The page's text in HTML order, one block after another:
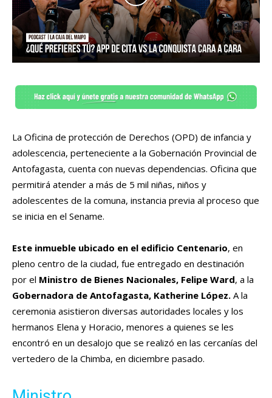
La Oficina de protección de Derechos (OPD) de infancia y
adolescencia, perteneciente a la Gobernación Provincial de
Antofagasta, cuenta con nuevas dependencias. Oficina que
permitirá atender a más de 5 mil niñas, niños y
adolescentes de la comuna, instancia previa al proceso que
se inicia en el Sename.
Este inmueble ubicado en el edificio Centenario, en
pleno centro de la ciudad, fue entregado en destinación
por el Ministro de Bienes Nacionales, Felipe Ward, a la
Gobernadora de Antofagasta, Katherine López. A la
ceremonia asistieron diversas autoridades locales y los
hermanos Elena y Horacio, menores a quienes se les
encontró en un desalojo que se realizó en las cercanías del
vertedero de la Chimba, en diciembre pasado.